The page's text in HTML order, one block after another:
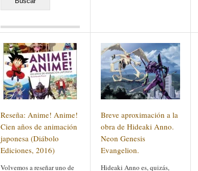
Jacquelineen«Recuerdos
de la Alhambra» y la
reinvención de un género
Yissen«Recuerdos de la
Alhambra» y la reinvención
de un género
Oscar Darío Rivero Gálvez
Japón conquista Okinawa
de Kutani
Name *en«Recuerdos de
la Alhambra» y la
reinvención de un género
Reseña: Anime! Anime!
Cien años de animación
japonesa (Diábolo
Ediciones, 2016)
Volvemos a reseñar uno de
Breve aproximación a la
obra de Hideaki Anno.
Neon Genesis
Evangelion.
Hideaki Anno es, quizás,